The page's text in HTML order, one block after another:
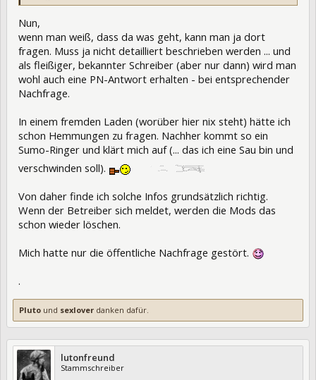
Nun,
wenn man weiß, dass da was geht, kann man ja dort
fragen. Muss ja nicht detailliert beschrieben werden ... und
als fleißiger, bekannter Schreiber (aber nur dann) wird man
wohl auch eine PN-Antwort erhalten - bei entsprechender
Nachfrage.
In einem fremden Laden (worüber hier nix steht) hätte ich
schon Hemmungen zu fragen. Nachher kommt so ein
Sumo-Ringer und klärt mich auf (... das ich eine Sau bin und
verschwinden soll).
Von daher finde ich solche Infos grundsätzlich richtig.
Wenn der Betreiber sich meldet, werden die Mods das
schon wieder löschen.
Mich hatte nur die öffentliche Nachfrage gestört.
.
Pluto und sexlover danken dafür.
lutonfreund
Stammschreiber